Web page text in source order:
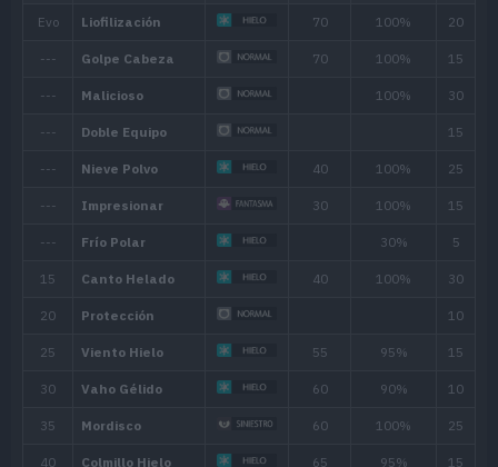
42
Mañana, Día, Atardecer,
Noche
Nieve (20% )
Ratio: 40%
Ninguno